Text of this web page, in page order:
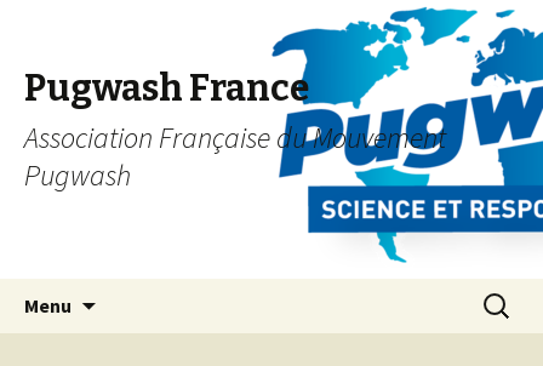
Pugwash France
Association Française du Mouvement
Pugwash
Menu